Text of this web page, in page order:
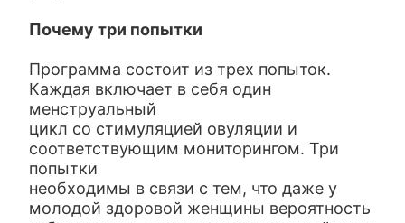
Почему три попытки
Программа состоит из трех попыток.
Каждая включает в себя один
менструальный
цикл со стимуляцией овуляции и
соответствующим мониторингом. Три
попытки
необходимы в связи с тем, что даже у
молодой здоровой женщины вероятность